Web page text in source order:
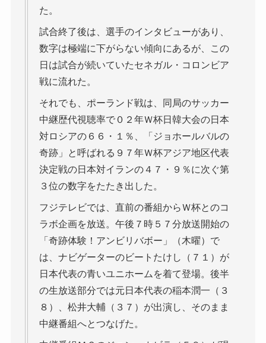
た。
試合終了後は、選手のインタビューがあり、
数字は極端に下がらない傾向にあるが、この
日は試合が続いていたセネガル・コロンビア
戦に流れた。
それでも、ポーランド戦は、同局のサッカー
中継歴代視聴率で０２年Ｗ杯日韓大会の日本
対ロシアの６６・１％、「ジョホールバルの
奇跡」と呼ばれる９７年Ｗ杯アジア地区代表
決定戦の日本対イランの４７・９％に次ぐ第
３位の数字をたたき出した。
フジテレビでは、直前の番組からＷ杯とのコ
ラボ企画を放送。午後７時５７分放送開始の
「奇跡体験！アンビリバボー」（木曜）で
は、ナビゲーターのビートたけし（７１）が
日本代表の青いユニホームを着て登場。後半
の生放送部分では元日本代表の稲本潤一（３
８）、松井大輔（３７）が出演し、そのまま
中継番組へとつなげた。